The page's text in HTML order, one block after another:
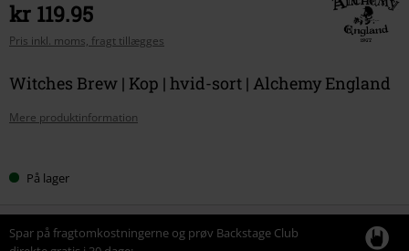
kr 119.95
Pris inkl. moms, fragt tillægges
Witches Brew | Kop | hvid-sort | Alchemy England
Mere produktinformation
dinPå lager
Spar på fragtomkostningerne og prøv Backstage Club